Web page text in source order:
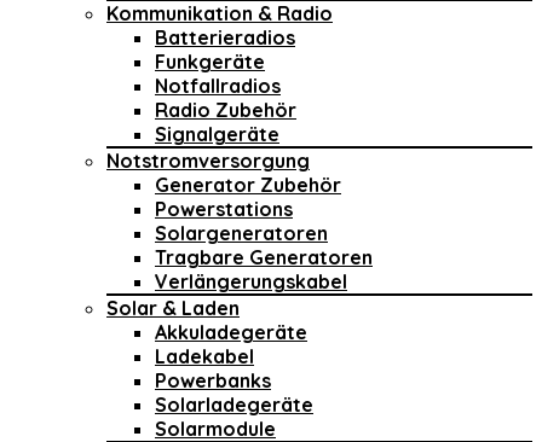
Kommunikation & Radio
Batterieradios
Funkgeräte
Notfallradios
Radio Zubehör
Signalgeräte
Notstromversorgung
Generator Zubehör
Powerstations
Solargeneratoren
Tragbare Generatoren
Verlängerungskabel
Solar & Laden
Akkuladegeräte
Ladekabel
Powerbanks
Solarladegeräte
Solarmodule